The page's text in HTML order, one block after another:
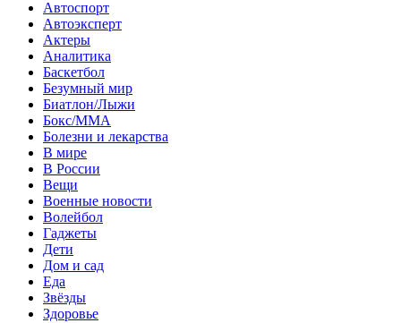
Автоспорт
Автоэксперт
Актеры
Аналитика
Баскетбол
Безумный мир
Биатлон/Лыжи
Бокс/MMA
Болезни и лекарства
В мире
В России
Вещи
Военные новости
Волейбол
Гаджеты
Дети
Дом и сад
Еда
Звёзды
Здоровье